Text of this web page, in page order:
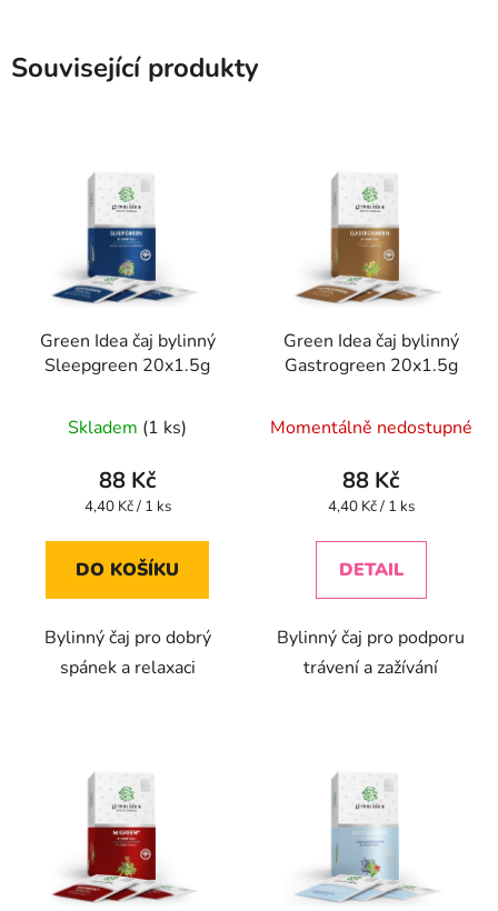
Související produkty
Green Idea čaj bylinný
Sleepgreen 20x1.5g
Skladem (1 ks)
88 Kč
Měrná
4,40 Kč / 1 ks
DO KOŠÍKU
Bylinný čaj pro dobrý
spánek a relaxaci
Green Idea čaj bylinný
Gastrogreen 20x1.5g
Momentálně nedostupné
88 Kč
Měrná
4,40 Kč / 1 ks
DETAIL
Bylinný čaj pro podporu
trávení a zažívání